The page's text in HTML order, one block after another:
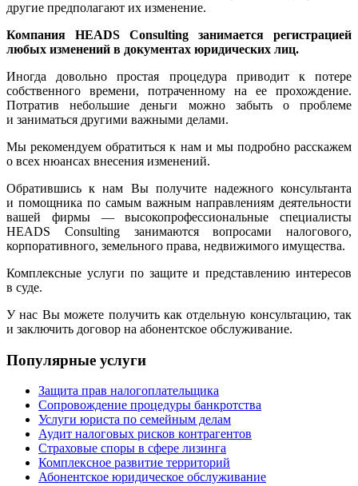
другие предполагают их изменение.
Компания HEADS Consulting занимается регистрацией
любых изменений в документах юридических лиц.
Иногда довольно простая процедура приводит к потере
собственного времени, потраченному на ее прохождение.
Потратив небольшие деньги можно забыть о проблеме
и заниматься другими важными делами.
Мы рекомендуем обратиться к нам и мы подробно расскажем
о всех нюансах внесения изменений.
Обратившись к нам Вы получите надежного консультанта
и помощника по самым важным направлениям деятельности
вашей фирмы — высокопрофессиональные специалисты
HEADS Consulting занимаются вопросами налогового,
корпоративного, земельного права, недвижимого имущества.
Комплексные услуги по защите и представлению интересов
в суде.
У нас Вы можете получить как отдельную консультацию, так
и заключить договор на абонентское обслуживание.
Популярные услуги
Защита прав налогоплательщика
Сопровождение процедуры банкротства
Услуги юриста по семейным делам
Аудит налоговых рисков контрагентов
Страховые споры в сфере лизинга
Комплексное развитие территорий
Абонентское юридическое обслуживание